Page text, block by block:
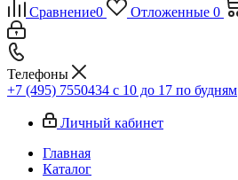
Сравнение0 Отложенные 0
Телефоны
+7 (495) 7550434 с 10 до 17 по будням
Личный кабинет
Главная
Каталог